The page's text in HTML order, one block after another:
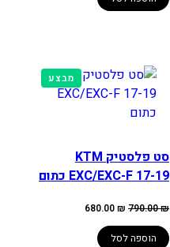
מבצעמוצרים
במבצע
סט פלסטיק KTM
EXC/EXC-F 17-19 כתום
790.00₪ המחיר
היה:
790.00 ₪.
680.00₪
הוספה לסל